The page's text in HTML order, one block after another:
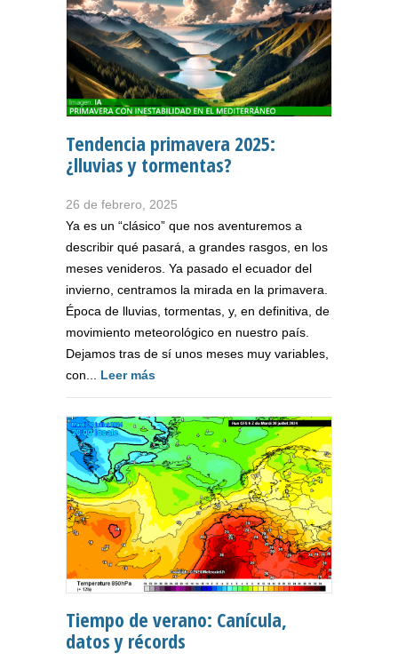
Tendencia primavera 2025:
¿lluvias y tormentas?
26 de febrero, 2025
Ya es un “clásico” que nos aventuremos a
describir qué pasará, a grandes rasgos, en los
meses venideros. Ya pasado el ecuador del
invierno, centramos la mirada en la primavera.
Época de lluvias, tormentas, y, en definitiva, de
movimiento meteorológico en nuestro país.
Dejamos tras de sí unos meses muy variables,
con... Leer más
Tiempo de verano: Canícula,
datos y récords